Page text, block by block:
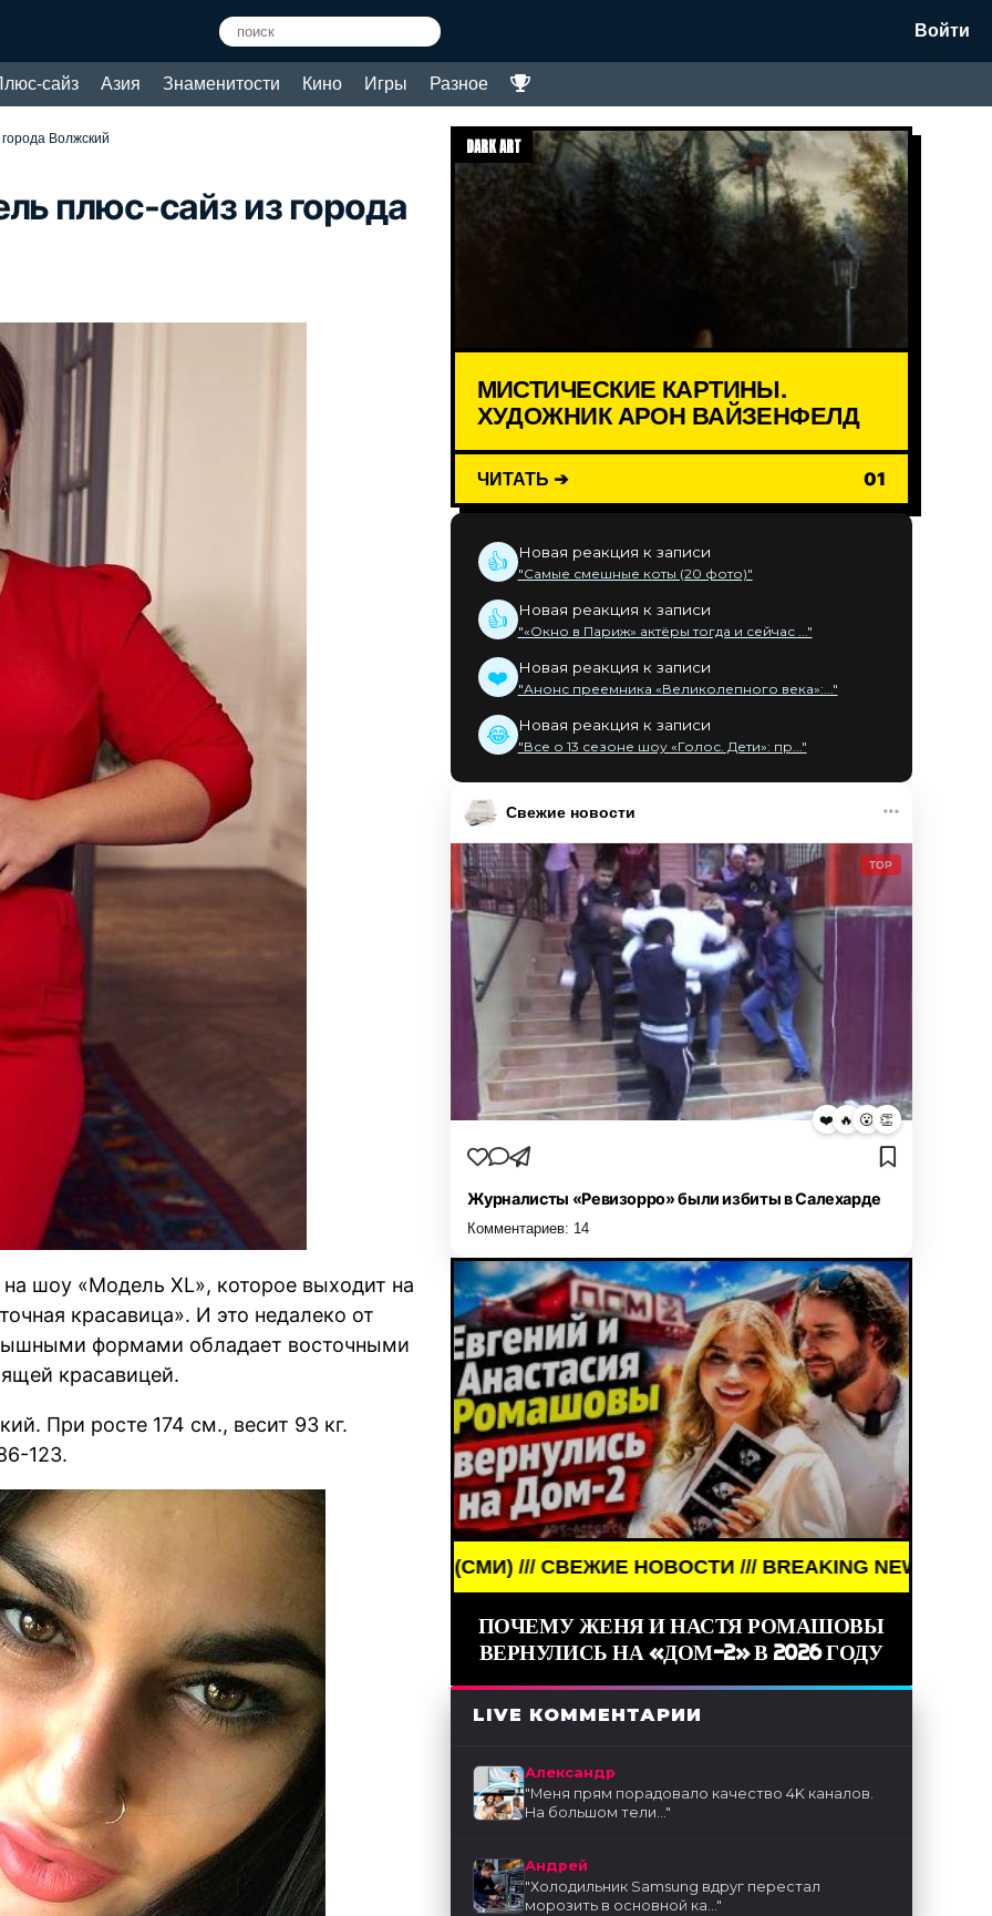
Войти
сайз Азия Знаменитости Кино Игры Разное
Волжский
плюс-сайз из города
шоу «Модель XL», которое выходит на
красавица». И это недалеко от
формами обладает восточными
красавицей.
При росте 174 см., весит 93 кг.
123.
DARK ART
МИСТИЧЕСКИЕ КАРТИНЫ.
ХУДОЖНИК АРОН ВАЙЗЕНФЕЛД
ЧИТАТЬ ➔ 01
👍 Новая реакция к записи
"Самые смешные коты (20 фото)"
👍 Новая реакция к записи
"«Окно в Париж» актёры тогда и сейчас ..."
❤️ Новая реакция к записи
"Анонс преемника «Великолепного века»:..."
😂 Новая реакция к записи
"Все о 13 сезоне шоу «Голос. Дети»: пр..."
Свежие новости
TOP
❤️ 🔥 😮 👏
Журналисты «Ревизорро» были избиты в Салехарде
Комментариев: 14
NEWS /// НОВОСТИ (СМИ) /// СВЕЖИЕ НОВОСТИ /// BREAKING NEWS /// НОВОСТИ (СМИ) ///
ПОЧЕМУ ЖЕНЯ И НАСТЯ РОМАШОВЫ
ВЕРНУЛИСЬ НА «ДОМ-2» В 2026 ГОДУ
LIVE КОММЕНТАРИИ
Александр
"Меня прям порадовало качество 4K каналов.
На большом тели..."
Андрей
"Холодильник Samsung вдруг перестал
морозить в основной ка..."